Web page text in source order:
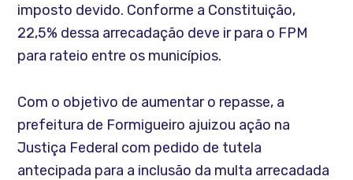
imposto devido. Conforme a Constituição,
22,5% dessa arrecadação deve ir para o FPM
para rateio entre os municípios.
Com o objetivo de aumentar o repasse, a
prefeitura de Formigueiro ajuizou ação na
Justiça Federal com pedido de tutela
antecipada para a inclusão da multa arrecadada